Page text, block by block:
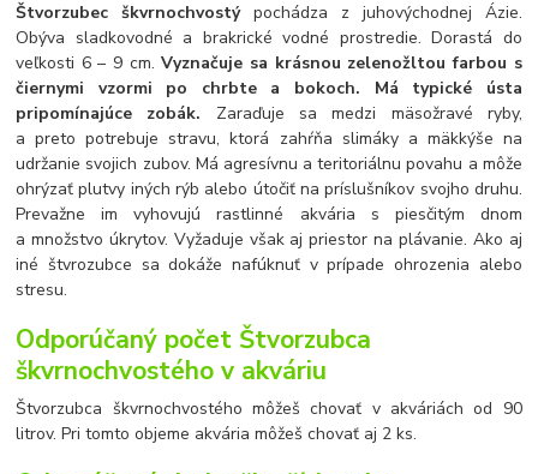
Štvorzubec škvrnochvostýpochádza z juhovýchodnej Ázie.
Obýva sladkovodné a brakrické vodné prostredie. Dorastá do
veľkosti 6 – 9 cm.Vyznačuje sa krásnou zelenožltou farbou s
čiernymi vzormi po chrbte a bokoch. Má typické ústa
pripomínajúce zobák. Zaraďuje sa medzi mäsožravé ryby,
a preto potrebuje stravu, ktorá zahŕňa slimáky a mäkkýše na
udržanie svojich zubov. Má agresívnu a teritoriálnu povahu a môže
ohrýzať plutvy iných rýb alebo útočiť na príslušníkov svojho druhu.
Prevažne im vyhovujú rastlinné akvária s piesčitým dnom
a množstvo úkrytov. Vyžaduje však aj priestor na plávanie. Ako aj
iné štvrozubce sa dokáže nafúknuť v prípade ohrozenia alebo
stresu.
Odporúčaný počet Štvorzubca
škvrnochvostého v akváriu
Štvorzubca škvrnochvostého môžeš chovať v akváriách od 90
litrov. Pri tomto objeme akvária môžeš chovať aj 2 ks.